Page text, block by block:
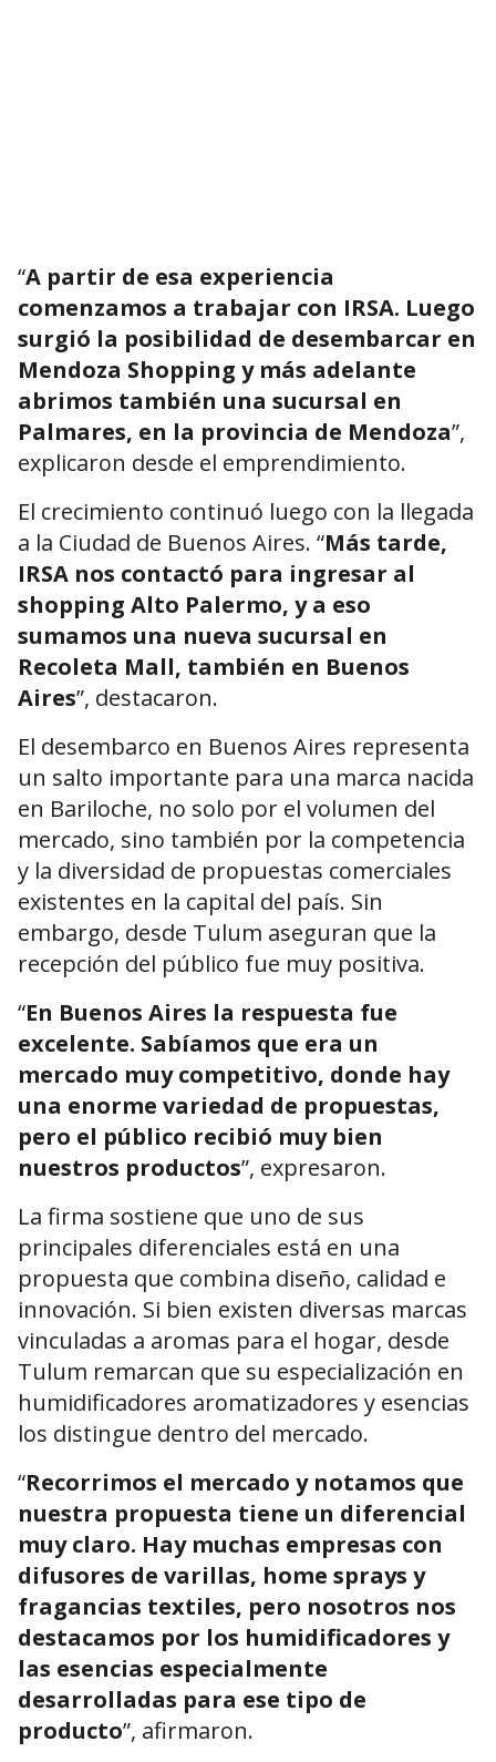
“A partir de esa experiencia
comenzamos a trabajar con IRSA. Luego
surgió la posibilidad de desembarcar en
Mendoza Shopping y más adelante
abrimos también una sucursal en
Palmares, en la provincia de Mendoza”,
explicaron desde el emprendimiento.
El crecimiento continuó luego con la llegada
a la Ciudad de Buenos Aires. “Más tarde,
IRSA nos contactó para ingresar al
shopping Alto Palermo, y a eso
sumamos una nueva sucursal en
Recoleta Mall, también en Buenos
Aires”, destacaron.
El desembarco en Buenos Aires representa
un salto importante para una marca nacida
en Bariloche, no solo por el volumen del
mercado, sino también por la competencia
y la diversidad de propuestas comerciales
existentes en la capital del país. Sin
embargo, desde Tulum aseguran que la
recepción del público fue muy positiva.
“En Buenos Aires la respuesta fue
excelente. Sabíamos que era un
mercado muy competitivo, donde hay
una enorme variedad de propuestas,
pero el público recibió muy bien
nuestros productos”, expresaron.
La firma sostiene que uno de sus
principales diferenciales está en una
propuesta que combina diseño, calidad e
innovación. Si bien existen diversas marcas
vinculadas a aromas para el hogar, desde
Tulum remarcan que su especialización en
humidificadores aromatizadores y esencias
los distingue dentro del mercado.
“Recorrimos el mercado y notamos que
nuestra propuesta tiene un diferencial
muy claro. Hay muchas empresas con
difusores de varillas, home sprays y
fragancias textiles, pero nosotros nos
destacamos por los humidificadores y
las esencias especialmente
desarrolladas para ese tipo de
producto”, afirmaron.